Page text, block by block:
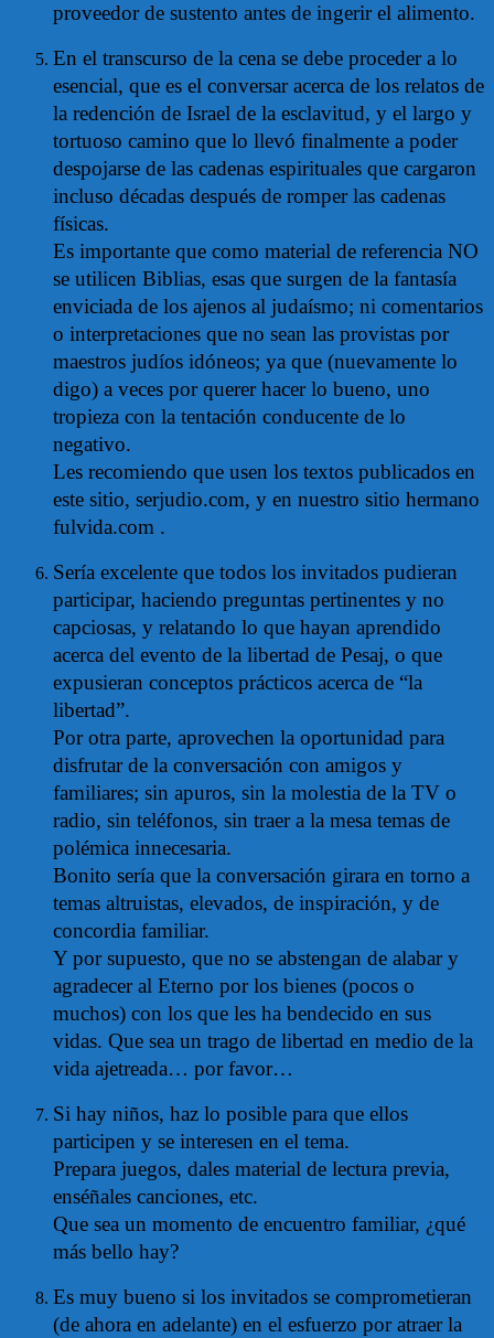
proveedor de sustento antes de ingerir el alimento.
En el transcurso de la cena se debe proceder a lo
esencial, que es el conversar acerca de los relatos de
la redención de Israel de la esclavitud, y el largo y
tortuoso camino que lo llevó finalmente a poder
despojarse de las cadenas espirituales que cargaron
incluso décadas después de romper las cadenas
físicas.
Es importante que como material de referencia NO
se utilicen Biblias, esas que surgen de la fantasía
enviciada de los ajenos al judaísmo; ni comentarios
o interpretaciones que no sean las provistas por
maestros judíos idóneos; ya que (nuevamente lo
digo) a veces por querer hacer lo bueno, uno
tropieza con la tentación conducente de lo
negativo.
Les recomiendo que usen los textos publicados en
este sitio, serjudio.com, y en nuestro sitio hermano
fulvida.com .
Sería excelente que todos los invitados pudieran
participar, haciendo preguntas pertinentes y no
capciosas, y relatando lo que hayan aprendido
acerca del evento de la libertad de Pesaj, o que
expusieran conceptos prácticos acerca de “la
libertad”.
Por otra parte, aprovechen la oportunidad para
disfrutar de la conversación con amigos y
familiares; sin apuros, sin la molestia de la TV o
radio, sin teléfonos, sin traer a la mesa temas de
polémica innecesaria.
Bonito sería que la conversación girara en torno a
temas altruistas, elevados, de inspiración, y de
concordia familiar.
Y por supuesto, que no se abstengan de alabar y
agradecer al Eterno por los bienes (pocos o
muchos) con los que les ha bendecido en sus
vidas. Que sea un trago de libertad en medio de la
vida ajetreada… por favor…
Si hay niños, haz lo posible para que ellos
participen y se interesen en el tema.
Prepara juegos, dales material de lectura previa,
enséñales canciones, etc.
Que sea un momento de encuentro familiar, ¿qué
más bello hay?
Es muy bueno si los invitados se comprometieran
(de ahora en adelante) en el esfuerzo por atraer la